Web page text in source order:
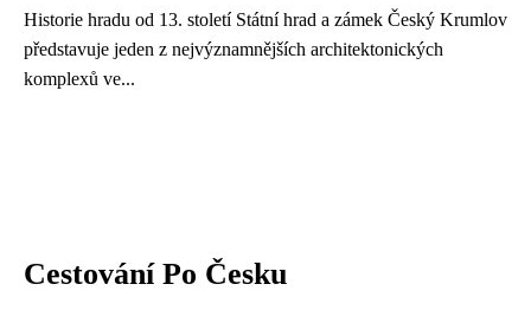
Historie hradu od 13. století Státní hrad a zámek Český Krumlov
představuje jeden z nejvýznamnějších architektonických
komplexů ve...
Cestování Po Česku